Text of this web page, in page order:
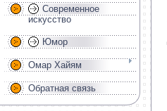
Современное
искусство
Юмор
Омар Хайям
Обратная связь